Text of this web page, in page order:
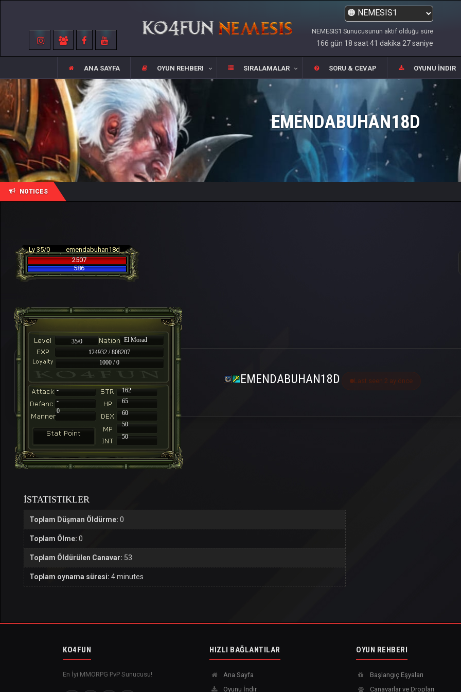
NEMESIS1 Sunucusunun aktif olduğu süre
166 gün 18 saat 41 dakika 27 saniye
ANA SAYFA OYUN REHBERI SIRALAMALAR SORU & CEVAP OYUNU İNDIR
EMENDABUHAN18D
NOTICES
Lv 35/0
emendabuhan18d
2507
586
35/0
El Morad
124932 / 808207
1000 / 0
-
162
-
65
60
50
50
0
EMENDABUHAN18D Last seen 2 ay önce
İSTATISTIKLER
Toplam Düşman Öldürme: 0
Toplam Ölme: 0
Toplam Öldürülen Canavar: 53
Toplam oynama süresi: 4 minutes
KO4FUN
En İyi MMORPG PvP Sunucusu!
HIZLI BAĞLANTILAR
Ana Sayfa
Oyunu İndir
OYUN REHBERI
Başlangıç Eşyaları
Canavarlar ve Dropları